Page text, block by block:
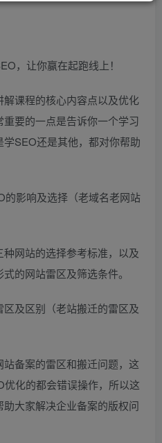
，让你赢在起跑线上！
课程的核心内容点以及优化
要的一点是告诉你一个学习
SEO还是其他，都对你帮助
的影响及选择（老域名老网站
网站的选择参考标准，以及
的网站雷区及筛选条件。
及区别（老站搬迁的雷区及
备案的雷区和搬迁问题，这
化的都会错误操作，所以这
大家解决企业备案的版权问